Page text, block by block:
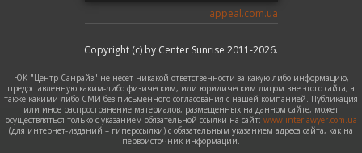
appeal.com.ua
Copyright (c) by Center Sunrise 2011-2026.
ЮК "Центр Санрайз" не несет никакой ответственности за какую-либо информацию,
предоставленную каким-либо физическим, или юридическим лицом вне этого сайта, а
также какими-либо СМИ без письменного согласования с нашей компанией. Публикация
или иное распространение материалов, размещенных на данном сайте, может
осуществляться только с указанием обязательной ссылки на сайт: www.interlawyer.com.ua
(для интернет-изданий – гиперссылки) с обязательным указанием адреса сайта, как на
первоисточник информации.